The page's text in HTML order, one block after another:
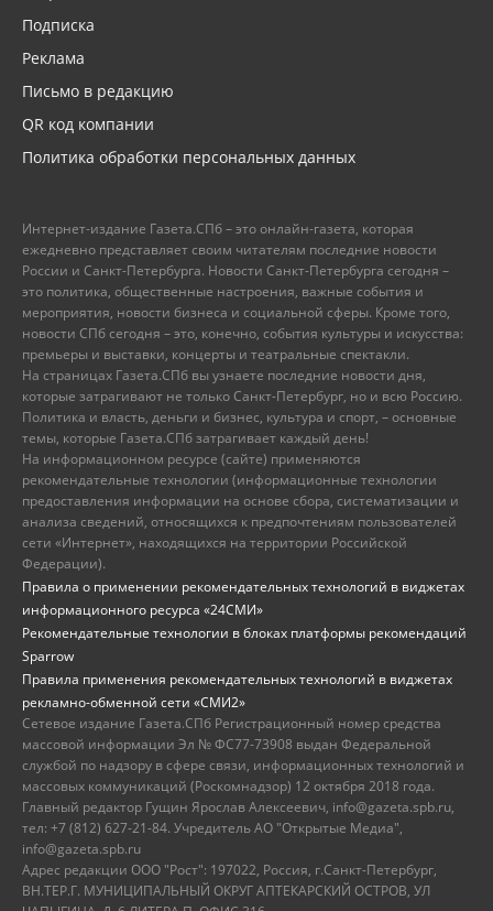
Подписка
Реклама
Письмо в редакцию
QR код компании
Политика обработки персональных данных
Интернет-издание Газета.СПб – это онлайн-газета, которая
ежедневно представляет своим читателям последние новости
России и Санкт-Петербурга. Новости Санкт-Петербурга сегодня –
это политика, общественные настроения, важные события и
мероприятия, новости бизнеса и социальной сферы. Кроме того,
новости СПб сегодня – это, конечно, события культуры и искусства:
премьеры и выставки, концерты и театральные спектакли.
На страницах Газета.СПб вы узнаете последние новости дня,
которые затрагивают не только Санкт-Петербург, но и всю Россию.
Политика и власть, деньги и бизнес, культура и спорт, – основные
темы, которые Газета.СПб затрагивает каждый день!
На информационном ресурсе (сайте) применяются
рекомендательные технологии (информационные технологии
предоставления информации на основе сбора, систематизации и
анализа сведений, относящихся к предпочтениям пользователей
сети «Интернет», находящихся на территории Российской
Федерации).
Правила о применении рекомендательных технологий в виджетах
информационного ресурса «24СМИ»
Рекомендательные технологии в блоках платформы рекомендаций
Sparrow
Правила применения рекомендательных технологий в виджетах
рекламно-обменной сети «СМИ2»
Сетевое издание Газета.СПб Регистрационный номер средства
массовой информации Эл № ФС77-73908 выдан Федеральной
службой по надзору в сфере связи, информационных технологий и
массовых коммуникаций (Роскомнадзор) 12 октября 2018 года.
Главный редактор Гущин Ярослав Алексеевич, info@gazeta.spb.ru,
тел: +7 (812) 627-21-84. Учредитель АО "Открытые Медиа",
info@gazeta.spb.ru
Адрес редакции ООО "Рост": 197022, Россия, г.Санкт-Петербург,
ВН.ТЕР.Г. МУНИЦИПАЛЬНЫЙ ОКРУГ АПТЕКАРСКИЙ ОСТРОВ, УЛ